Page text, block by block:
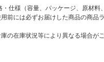
仕様（容量、パッケージ、原材料
前には必ずお届けした商品の商品
の在庫状況等により異なる場合が